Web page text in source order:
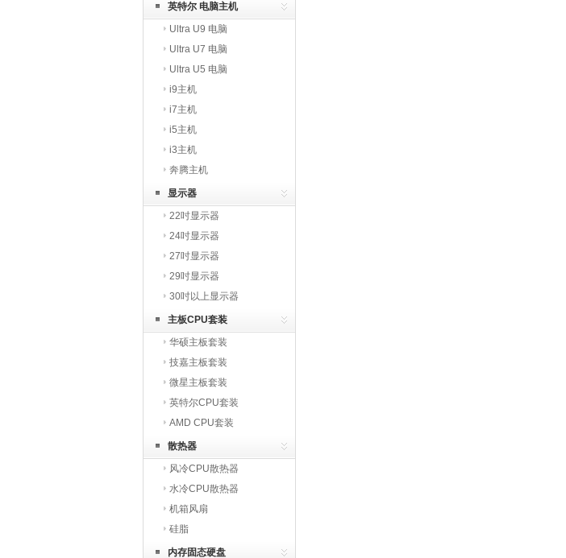
英特尔 电脑主机
Ultra U9 电脑
Ultra U7 电脑
Ultra U5 电脑
i9主机
i7主机
i5主机
i3主机
奔腾主机
显示器
22吋显示器
24吋显示器
27吋显示器
29吋显示器
30吋以上显示器
主板CPU套装
华硕主板套装
技嘉主板套装
微星主板套装
英特尔CPU套装
AMD CPU套装
散热器
风冷CPU散热器
水冷CPU散热器
机箱风扇
硅脂
内存固态硬盘